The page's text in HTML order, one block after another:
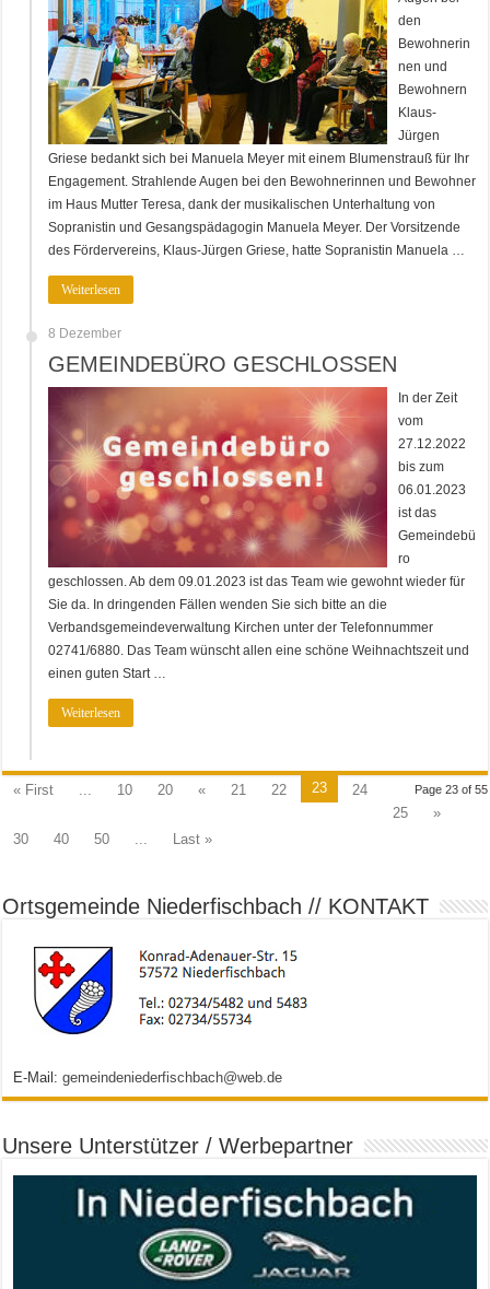
den
Bewohnerin
nen und
Bewohnern
Klaus-
Jürgen
Griese bedankt sich bei Manuela Meyer mit einem Blumenstrauß für Ihr
Engagement. Strahlende Augen bei den Bewohnerinnen und Bewohner
im Haus Mutter Teresa, dank der musikalischen Unterhaltung von
Sopranistin und Gesangspädagogin Manuela Meyer. Der Vorsitzende
des Fördervereins, Klaus-Jürgen Griese, hatte Sopranistin Manuela …
Weiterlesen
8 Dezember
GEMEINDEBÜRO GESCHLOSSEN
In der Zeit
vom
27.12.2022
bis zum
06.01.2023
ist das
Gemeindebü
ro
geschlossen. Ab dem 09.01.2023 ist das Team wie gewohnt wieder für
Sie da. In dringenden Fällen wenden Sie sich bitte an die
Verbandsgemeindeverwaltung Kirchen unter der Telefonnummer
02741/6880. Das Team wünscht allen eine schöne Weihnachtszeit und
einen guten Start …
Weiterlesen
Page 23 of 55
« First ... 10 20 « 21 22 23
24
25
»
30
40 50 ... Last »
Ortsgemeinde Niederfischbach // KONTAKT
E-Mail:gemeindeniederfischbach@web.de
Unsere Unterstützer / Werbepartner